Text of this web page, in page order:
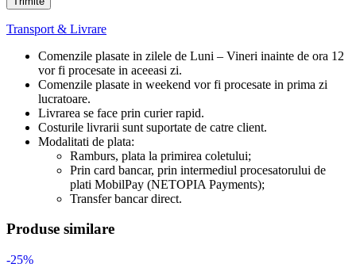
Transport & Livrare
Comenzile plasate in zilele de Luni – Vineri inainte de ora 12
vor fi procesate in aceeasi zi.
Comenzile plasate in weekend vor fi procesate in prima zi
lucratoare.
Livrarea se face prin curier rapid.
Costurile livrarii sunt suportate de catre client.
Modalitati de plata:
Ramburs, plata la primirea coletului;
Prin card bancar, prin intermediul procesatorului de
plati MobilPay (NETOPIA Payments);
Transfer bancar direct.
Produse similare
-25%